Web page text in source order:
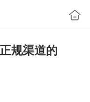
规渠道的